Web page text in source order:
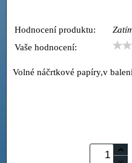
Hodnocení produktu:
Vaše hodnocení:
Volné náčrtkové papíry,v